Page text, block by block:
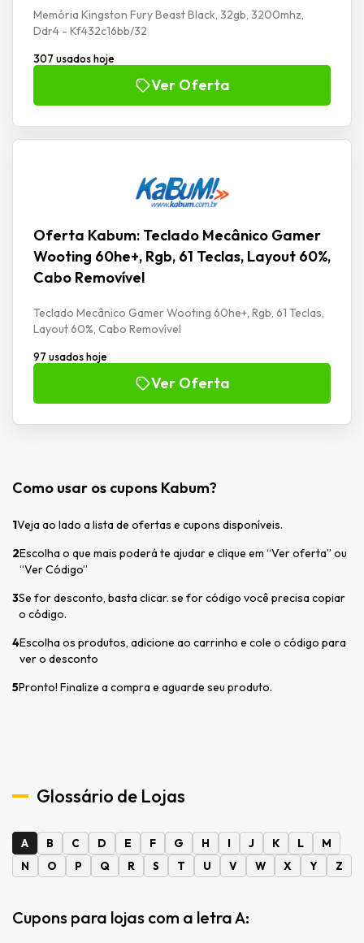
Memória Kingston Fury Beast Black, 32gb, 3200mhz,
Ddr4 - Kf432c16bb/32
307 usados hoje
Ver Oferta
Oferta Kabum: Teclado Mecânico Gamer
Wooting 60he+, Rgb, 61 Teclas, Layout 60%,
Cabo Removível
Teclado Mecânico Gamer Wooting 60he+, Rgb, 61 Teclas,
Layout 60%, Cabo Removível
97 usados hoje
Ver Oferta
Como usar os cupons Kabum?
1Veja ao lado a lista de ofertas e cupons disponíveis.
2Escolha o que mais poderá te ajudar e clique em “Ver oferta” ou
“Ver Código”
3Se for desconto, basta clicar. se for código você precisa copiar
o código.
4Escolha os produtos, adicione ao carrinho e cole o código para
ver o desconto
5Pronto! Finalize a compra e aguarde seu produto.
Glossário de Lojas
A B C D E F G H I J K L
M
N
O P Q R S T U V W X Y Z
Cupons para lojas com a letra A: